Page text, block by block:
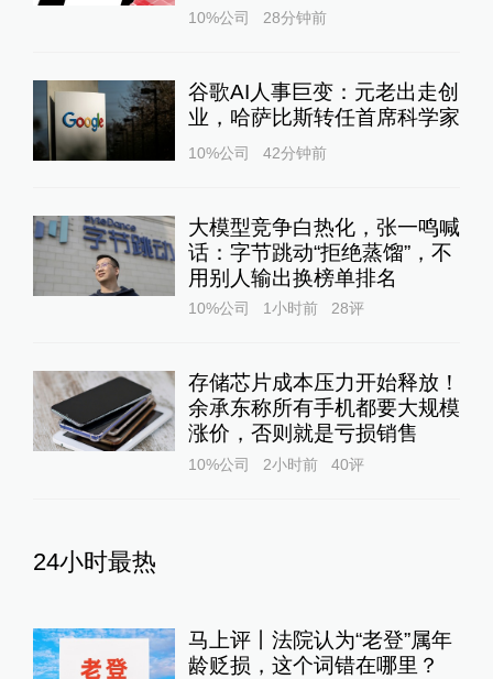
10%公司 28分钟前
谷歌AI人事巨变：元老出走创
业，哈萨比斯转任首席科学家
10%公司 42分钟前
大模型竞争白热化，张一鸣喊
话：字节跳动“拒绝蒸馏”，不
用别人输出换榜单排名
10%公司 1小时前 28评
存储芯片成本压力开始释放！
余承东称所有手机都要大规模
涨价，否则就是亏损销售
10%公司 2小时前 40评
24小时最热
马上评丨法院认为“老登”属年
龄贬损，这个词错在哪里？